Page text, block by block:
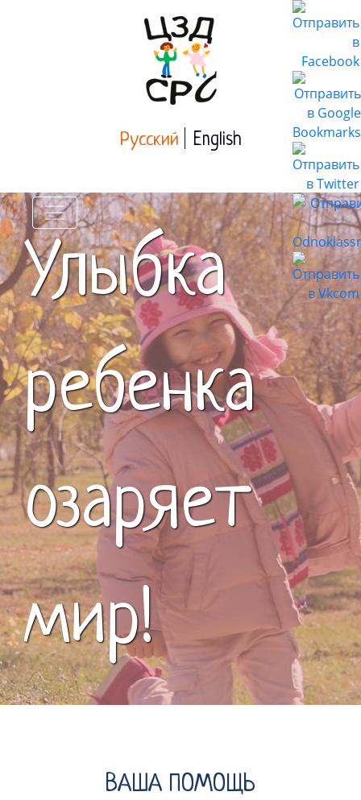
Русский English
Улыбка
ребенка
озаряет
мир!
ВАША ПОМОЩЬ